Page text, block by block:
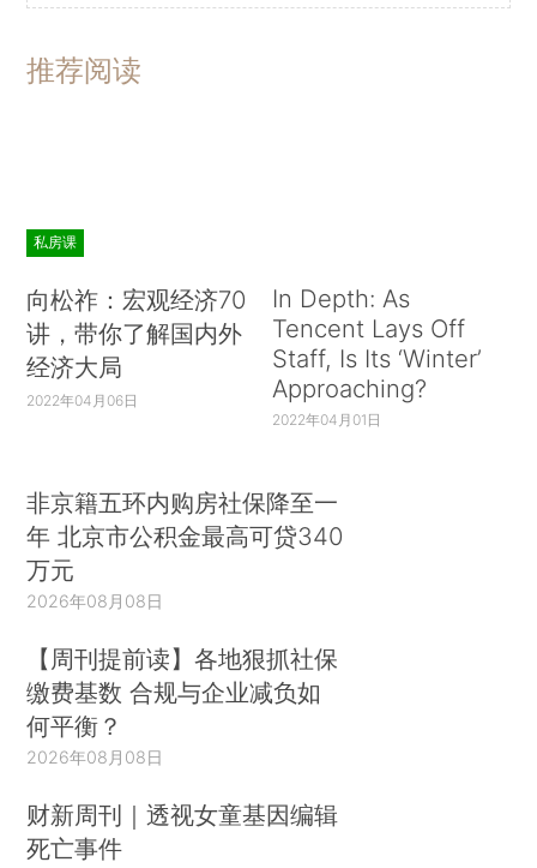
推荐阅读
私房课
向松祚：宏观经济70
讲，带你了解国内外
经济大局
2022年04月06日
In Depth: As
Tencent Lays Off
Staff, Is Its ‘Winter’
Approaching?
2022年04月01日
非京籍五环内购房社保降至一
年 北京市公积金最高可贷340
万元
2026年08月08日
【周刊提前读】各地狠抓社保
缴费基数 合规与企业减负如
何平衡？
2026年08月08日
财新周刊｜透视女童基因编辑
死亡事件